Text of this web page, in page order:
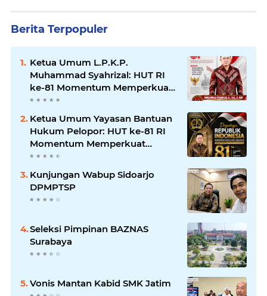
Berita Terpopuler
Ketua Umum L.P.K.P.
Muhammad Syahrizal: HUT RI
ke-81 Momentum Memperkuat
Persatuan dan Keadilan bagi
Ketua Umum Yayasan Bantuan
Hukum Pelopor: HUT ke-81 RI
Momentum Memperkuat
Keadilan, Persatuan, dan
Kunjungan Wabup Sidoarjo
DPMPTSP
Seleksi Pimpinan BAZNAS
Surabaya
Vonis Mantan Kabid SMK Jatim